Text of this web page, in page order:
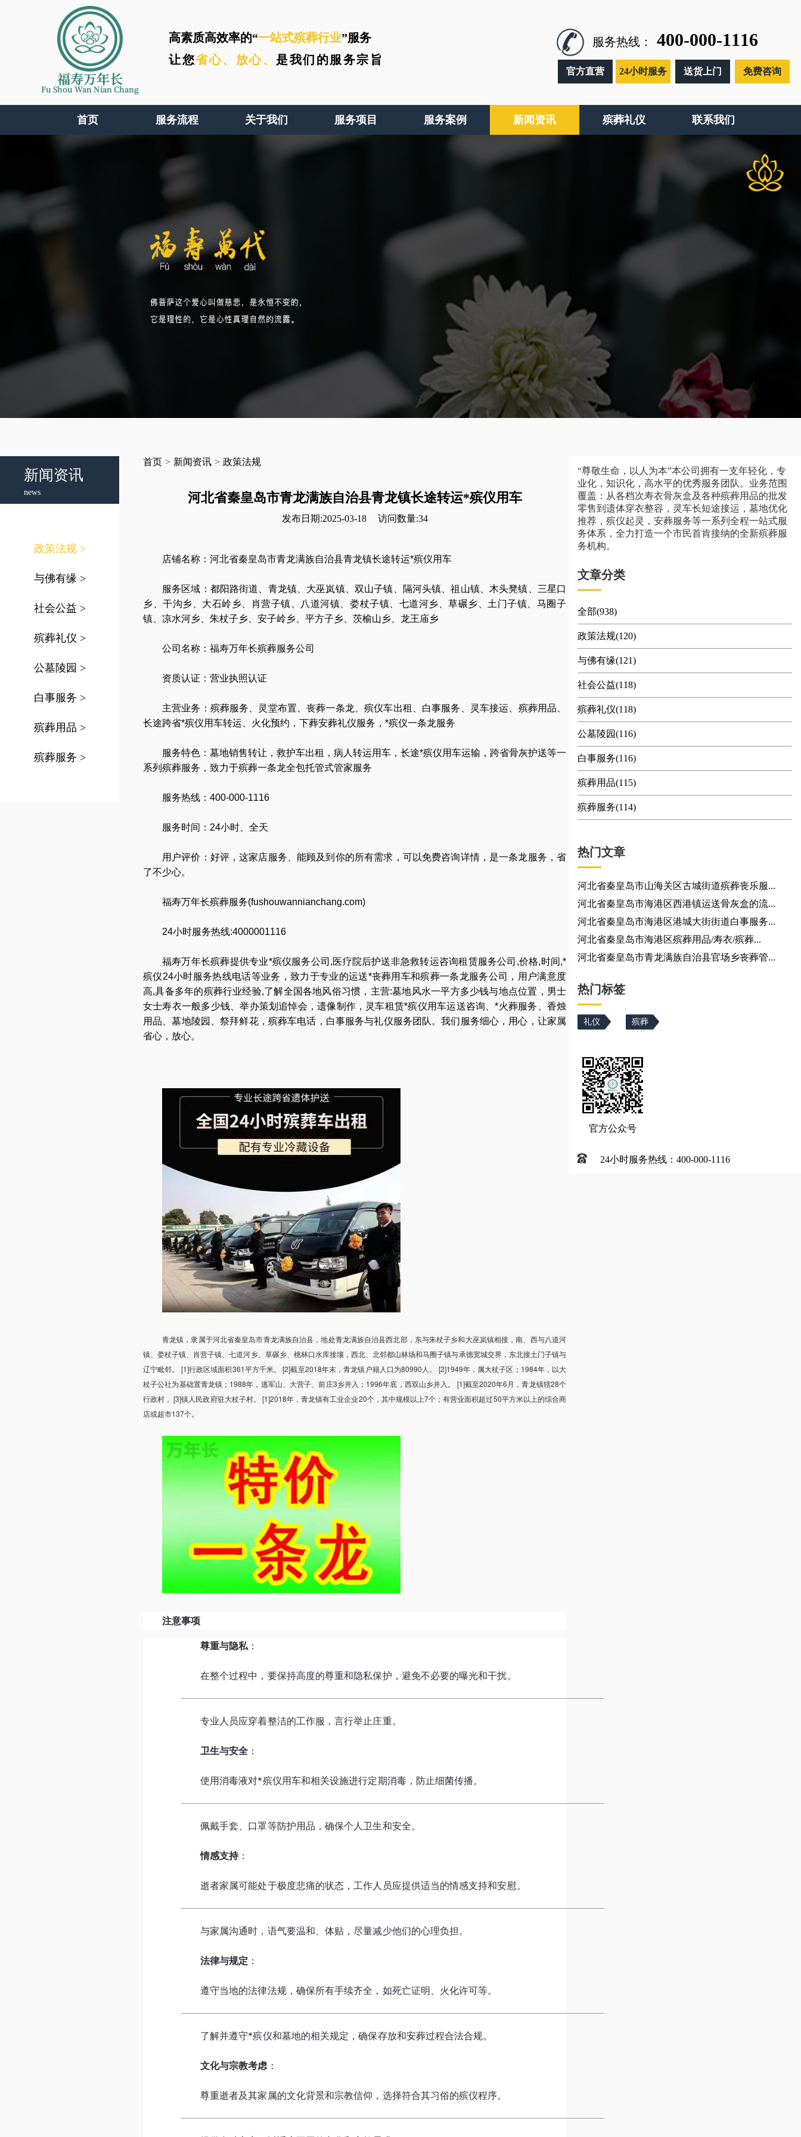
福寿万年长
Fu Shou Wan Nian Chang
高素质高效率的“一站式殡葬行业”服务
让您省心、 放心、 是我们的服务宗旨
服务热线： 400-000-1116
官方直营 24小时服务 送货上门 免费咨询
首页 服务流程 关于我们 服务项目 服务案例 新闻资讯 殡葬礼仪 联系我们
新闻资讯
news
政策法规 >
与佛有缘 >
社会公益 >
殡葬礼仪 >
公墓陵园 >
白事服务 >
殡葬用品 >
殡葬服务 >
首页 > 新闻资讯 > 政策法规
河北省秦皇岛市青龙满族自治县青龙镇长途转运*殡仪用车
发布日期:2025-03-18 访问数量:34
店铺名称：河北省秦皇岛市青龙满族自治县青龙镇长途转运*殡仪用车
服务区域： 都阳路街道、青龙镇、大巫岚镇、双山子镇、隔河头镇、祖山镇、木头凳镇、三星口
乡、干沟乡、大石岭乡、肖营子镇、八道河镇、娄杖子镇、七道河乡、草碾乡、土门子镇、马圈子
镇、凉水河乡、朱杖子乡、安子岭乡、平方子乡、茨榆山乡、龙王庙乡
公司名称： 福寿万年长殡葬服务公司
资质认证：营业执照认证
主营业务： 殡葬服务 灵堂布置 、丧葬一条龙 、殡仪车出租 白事服务 灵车接运 殡葬用品
长途跨省*殡仪用车转运
火化预约 ， 下葬安葬礼仪服务 ， *殡仪一条龙服务
服务特色： 墓地销售转让 ， 救护车出租 ， 病人转运用车 ， 长途*殡仪用车运输 ， 跨省骨灰护送等一
系列殡葬服务， 致力于殡葬一条龙全包托管式管家服务
服务热线：400-000-1116
服务时间：24小时、全天
用户评价：好评，这家店服务、能顾及到你的所有需求，可以免费咨询详情，是一条龙服务，省
了不少心。
福寿万年长殡葬服务(fushouwannianchang.com)
24小时服务热线:4000001116
福寿万年长殡葬提供专业*殡仪服务公司 ,医疗院后护送非急救转运咨询租赁服务公司 ,价格,时间,*
殡仪24小时服务热线电话等业务，致力于专业的运送*丧葬用车和殡葬一条龙服务公司
，用户满意度
高,具备多年的殡葬行业经验,了解全国各地风俗习惯 ，主营:墓地风水一平方多少钱与地点位置 ， 男士
女士寿衣一般多少钱 、举办策划追悼会 ，遗像制作 ， 灵车租赁*殡仪用车运送咨询 、*火葬服务
香烛
用品 、墓地陵园 、祭拜鲜花， 殡葬车电话 ， 白事服务与礼仪服务团队 。我们服务细心，用心，让家属
省心，放心。
青龙镇，隶属于河北省秦皇岛市青龙满族自治县，地处青龙满族自治县西北部，东与朱杖子乡和大巫岚镇相接，南、西与八道河
镇、娄杖子镇、肖营子镇、七道河乡、草碾乡、桃林口水库接壤，西北、北邻都山林场和马圈子镇与承德宽城交界，东北接土门子镇与
辽宁毗邻。 [1]行政区域面积361平方千米。 [2]截至2018年末，青龙镇户籍人口为80990人。 [2]1949年，属大杖子区；1984年，以大
杖子公社为基础置青龙镇；1988年，逃军山、大营子、前庄3乡并入；1996年底，西双山乡并入。 [1]截至2020年6月，青龙镇辖28个
行政村， [3]镇人民政府驻大杖子村。 [1]2018年，青龙镇有工业企业20个，其中规模以上7个；有营业面积超过50平方米以上的综合商
店或超市137个。
注意事项
尊重与隐私 ：
在整个过程中，要保持高度的尊重和隐私保护，避免不必要的曝光和干扰。
专业人员应穿着整洁的工作服，言行举止庄重。
卫生与安全 ：
使用消毒液对*殡仪用车和相关设施进行定期消毒，防止细菌传播。
佩戴手套、口罩等防护用品，确保个人卫生和安全。
情感支持：
逝者家属可能处于极度悲痛的状态，工作人员应提供适当的情感支持和安慰。
与家属沟通时，语气要温和、体贴，尽量减少他们的心理负担。
法律与规定 ：
遵守当地的法律法规，确保所有手续齐全，如死亡证明、火化许可等。
了解并遵守*殡仪和墓地的相关规定，确保存放和安葬过程合法合规。
文化与宗教考虑 ：
尊重逝者及其家属的文化背景和宗教信仰，选择符合其习俗的殡仪程序。
“尊敬生命，以人为本”本公司拥有一支年轻化，专
业化，知识化，高水平的优秀服务团队。业务范围
覆盖：从各档次寿衣骨灰盒及各种殡葬用品的批发
零售到遗体穿衣整容，灵车长短途接运，墓地优化
推荐，殡仪起灵，安葬服务等一系列全程一站式服
务体系，全力打造一个市民首肯接纳的全新殡葬服
务机构。
文章分类
全部(938)
政策法规(120)
与佛有缘(121)
社会公益(118)
殡葬礼仪(118)
公墓陵园(116)
白事服务(116)
殡葬用品(115)
殡葬服务(114)
热门文章
河北省秦皇岛市山海关区古城街道殡葬丧乐服...
河北省秦皇岛市海港区西港镇运送骨灰盒的流...
河北省秦皇岛市海港区港城大街街道白事服务...
河北省秦皇岛市海港区殡葬用品/寿衣/殡葬...
河北省秦皇岛市青龙满族自治县官场乡丧葬管...
热门标签
礼仪 殡葬
官方公众号
24小时服务热线：400-000-1116